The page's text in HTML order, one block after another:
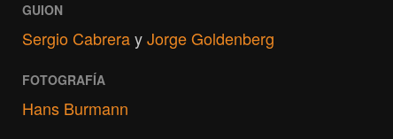
GUION
Sergio CabrerayJorge Goldenberg
FOTOGRAFÍA
Hans Burmann